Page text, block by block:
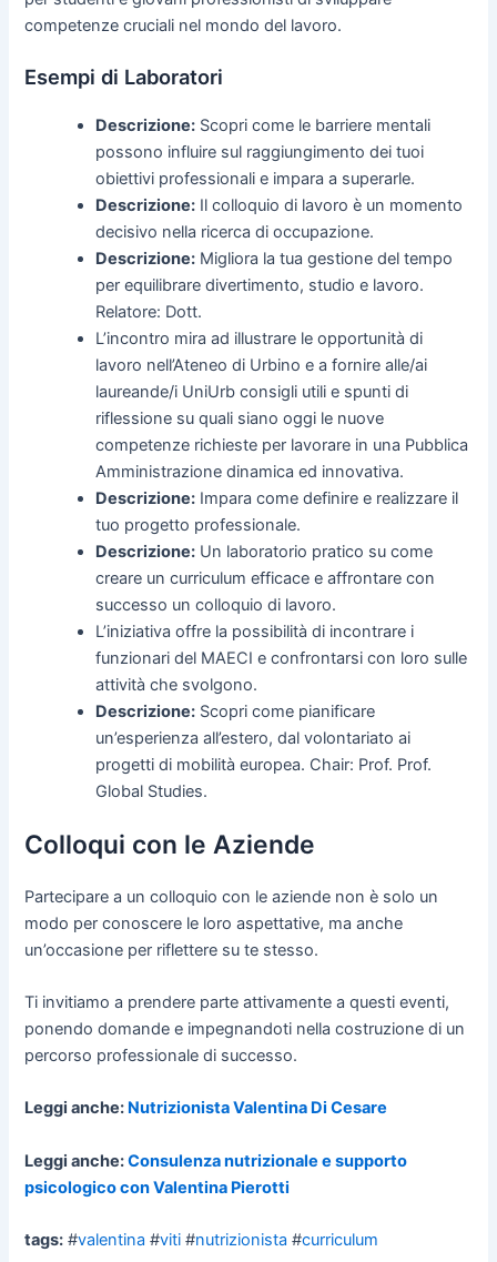
competenze cruciali nel mondo del lavoro.
Esempi di Laboratori
Descrizione: Scopri come le barriere mentali
possono influire sul raggiungimento dei tuoi
obiettivi professionali e impara a superarle.
Descrizione: Il colloquio di lavoro è un momento
decisivo nella ricerca di occupazione.
Descrizione: Migliora la tua gestione del tempo
per equilibrare divertimento, studio e lavoro.
Relatore: Dott.
L’incontro mira ad illustrare le opportunità di
lavoro nell’Ateneo di Urbino e a fornire alle/ai
laureande/i UniUrb consigli utili e spunti di
riflessione su quali siano oggi le nuove
competenze richieste per lavorare in una Pubblica
Amministrazione dinamica ed innovativa.
Descrizione: Impara come definire e realizzare il
tuo progetto professionale.
Descrizione: Un laboratorio pratico su come
creare un curriculum efficace e affrontare con
successo un colloquio di lavoro.
L’iniziativa offre la possibilità di incontrare i
funzionari del MAECI e confrontarsi con loro sulle
attività che svolgono.
Descrizione: Scopri come pianificare
un’esperienza all’estero, dal volontariato ai
progetti di mobilità europea. Chair: Prof. Prof.
Global Studies.
Colloqui con le Aziende
Partecipare a un colloquio con le aziende non è solo un
modo per conoscere le loro aspettative, ma anche
un’occasione per riflettere su te stesso.
Ti invitiamo a prendere parte attivamente a questi eventi,
ponendo domande e impegnandoti nella costruzione di un
percorso professionale di successo.
Leggi anche: Nutrizionista Valentina Di Cesare
Leggi anche:Consulenza nutrizionale e supporto
psicologico con Valentina Pierotti
tags: #valentina #viti #nutrizionista #curriculum